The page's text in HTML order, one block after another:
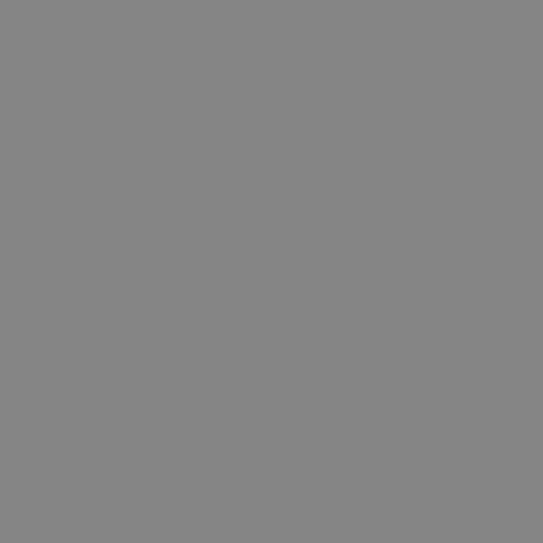
általában
tétele, a
teljes